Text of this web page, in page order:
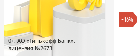
0+, АО «Тинькофф Банк»,
лицензия №2673
-16%